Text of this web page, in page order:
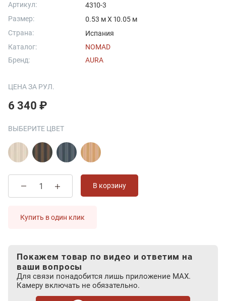
Артикул:
4310-3
Размер:
0.53 м X 10.05 м
Страна:
Испания
Каталог:
NOMAD
Бренд:
AURA
ЦЕНА ЗА РУЛ.
6 340 ₽
ВЫБЕРИТЕ ЦВЕТ
В корзину
Купить в один клик
Покажем товар по видео и ответим на
ваши вопросы
Для связи понадобится лишь приложение MAX.
Камеру включать не обязательно.